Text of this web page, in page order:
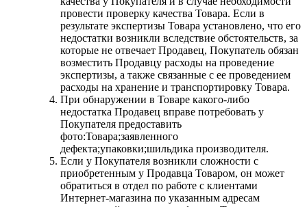
провести проверку качества Товара. Если в
результате экспертизы Товара установлено, что его
недостатки возникли вследствие обстоятельств, за
которые не отвечает Продавец, Покупатель обязан
возместить Продавцу расходы на проведение
экспертизы, а также связанные с ее проведением
расходы на хранение и транспортировку Товара.
При обнаружении в Товаре какого-либо
недостатка Продавец вправе потребовать у
Покупателя предоставить
фото:Товара;заявленного
дефекта;упаковки;шильдика производителя.
Если у Покупателя возникли сложности с
приобретенным у Продавца Товаром, он может
обратиться в отдел по работе с клиентами
Интернет-магазина по указанным адресам